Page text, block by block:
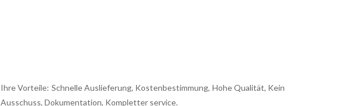
Ihre Vorteile: Schnelle Auslieferung, Kostenbestimmung, Hohe Qualität, Kein
Ausschuss, Dokumentation, Kompletter service.